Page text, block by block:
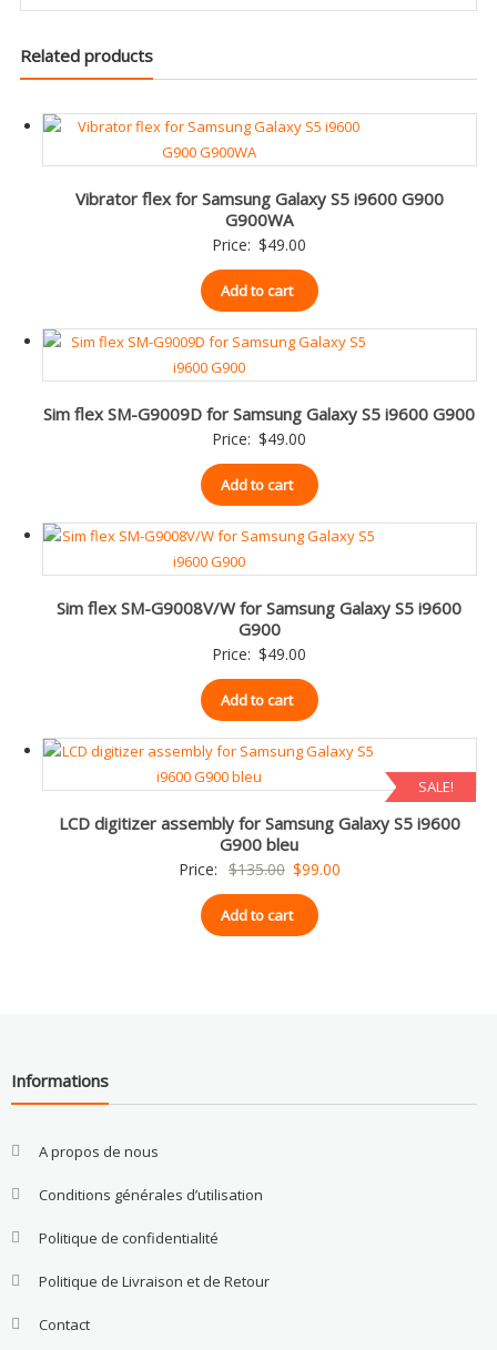
Related products
Vibrator flex for Samsung Galaxy S5 i9600 G900
G900WA
Price: $49.00
Add to cart
Sim flex SM-G9009D for Samsung Galaxy S5 i9600 G900
Price: $49.00
Add to cart
Sim flex SM-G9008V/W for Samsung Galaxy S5 i9600
G900
Price: $49.00
Add to cart
SALE!
LCD digitizer assembly for Samsung Galaxy S5 i9600
G900 bleu
Price: $135.00 Original
price
was:
$99.00Current
Add to cart
Informations
A propos de nous
Conditions générales d’utilisation
Politique de confidentialité
Politique de Livraison et de Retour
Contact